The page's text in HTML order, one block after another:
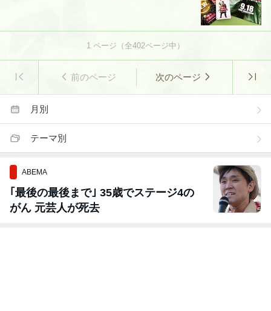
1 ページ（全402ページ中）
前のページ 次のページ
月別
テーマ別
ABEMA
｢最後の最後まで｣ 35歳でステージ4の
がん 元芸人が死去